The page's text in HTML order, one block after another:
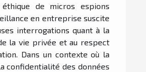
éthique de micros espions
en entreprise suscite
interrogations quant à la
la vie privée et au respect
Dans un contexte où la
confidentialité des données